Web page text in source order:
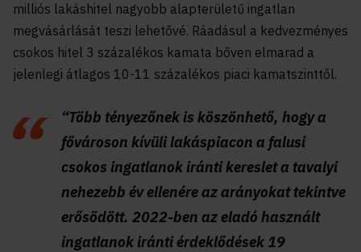
milliós lakáshitel nagyobb alapterületű ingatlan
megvásárlását teszi lehetővé. Ráadásul a kedvezményes
csokos hitel 3 százalékos kamata bőven elmarad a
jelenlegi átlagos 10-11 százalékos piaci kamatszinttől.
“Több tényezőnek is köszönhető, hogy a
fővároson kívüli lakáspiacon a falusi
csokos ingatlanok iránti kereslet a tavalyi
nehezebb év ellenére az arányokat tekintve
erősödött. 2022-ben az eladó használt
ingatlanok iránti érdeklődések 19